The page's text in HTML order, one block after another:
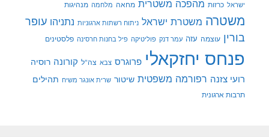
ישראל כרזות מהפכה משטרית מחאה מלחמה מנהיגות
משטרה משטרת ישראל ניתוח רשתות ארגוניות נתניהו עופר
בורין עוצמה עזה עמר דנק פוליטיקה פיל בחנות חרסינה פלסטינים
פנחס יחזקאלי פרוגרס צבא צה"ל קורונה רוסיה
רועי צזנה רפורמה משפטית שיטור שרית אונגר משיח תהילים
תרבות ארגונית